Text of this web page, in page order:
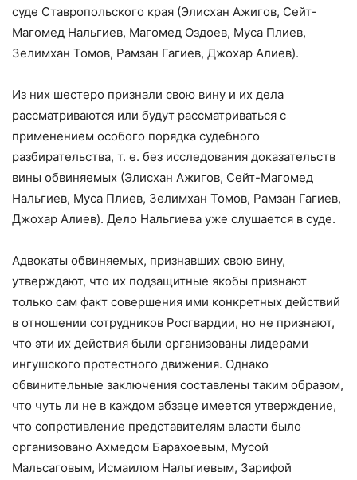
суде Ставропольского края (Элисхан Ажигов, Сейт-
Магомед Нальгиев, Магомед Оздоев, Муса Плиев,
Зелимхан Томов, Рамзан Гагиев, Джохар Алиев).
Из них шестеро признали свою вину и их дела
рассматриваются или будут рассматриваться с
применением особого порядка судебного
разбирательства, т. е. без исследования доказательств
вины обвиняемых (Элисхан Ажигов, Сейт-Магомед
Нальгиев, Муса Плиев, Зелимхан Томов, Рамзан Гагиев,
Джохар Алиев). Дело Нальгиева уже слушается в суде.
Адвокаты обвиняемых, признавших свою вину,
утверждают, что их подзащитные якобы признают
только сам факт совершения ими конкретных действий
в отношении сотрудников Росгвардии, но не признают,
что эти их действия были организованы лидерами
ингушского протестного движения. Однако
обвинительные заключения составлены таким образом,
что чуть ли не в каждом абзаце имеется утверждение,
что сопротивление представителям власти было
организовано Ахмедом Барахоевым, Мусой
Мальсаговым, Исмаилом Нальгиевым, Зарифой